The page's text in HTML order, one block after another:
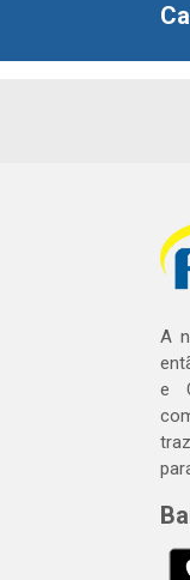
A
e